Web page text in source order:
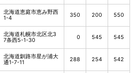
北海道恵庭市恵み野西
1-4
350 200 550
北海道札幌市北区北3
7条西5-1-30
0 545 545
北海道釧路市星が浦大
通1-7-11
288 254 542